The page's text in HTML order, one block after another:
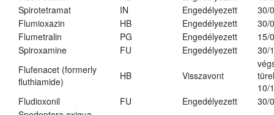
Spirotetramat
IN Engedélyezett
30/
Flumioxazin
HB Engedélyezett
30/
Flumetralin
PG Engedélyezett
15/
Spiroxamine
FU Engedélyezett
30/
Flufenacet (formerly
fluthiamide)
HB Visszavont
10/
Fludioxonil
FU Engedélyezett
30/